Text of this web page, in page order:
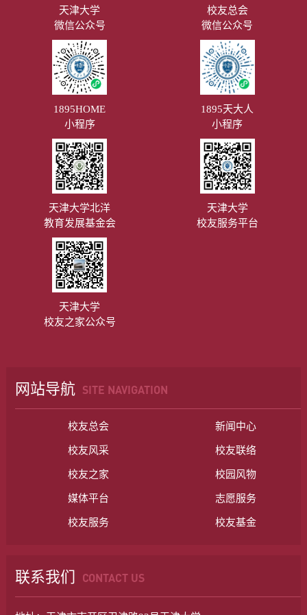
天津大学
微信公众号
校友总会
微信公众号
1895HOME
小程序
1895天大人
小程序
天津大学北洋
教育发展基金会
天津大学
校友服务平台
天津大学
校友之家公众号
网站导航 SITE NAVIGATION
校友总会 新闻中心
校友风采 校友联络
校友之家 校园风物
媒体平台 志愿服务
校友服务 校友基金
联系我们 CONTACT US